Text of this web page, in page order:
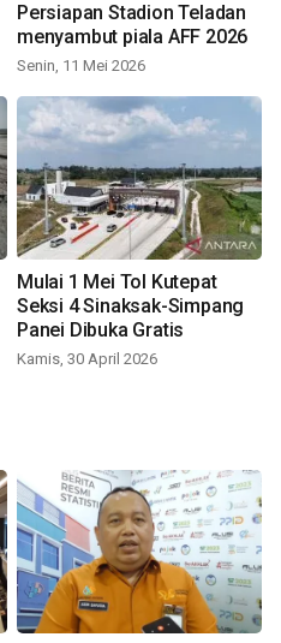
Persiapan Stadion Teladan
menyambut piala AFF 2026
Senin, 11 Mei 2026
Mulai 1 Mei Tol Kutepat
Seksi 4 Sinaksak-Simpang
Panei Dibuka Gratis
Kamis, 30 April 2026